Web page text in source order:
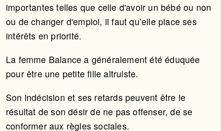
importantes telles que celle d'avoir un bébé ou non
ou de changer d'emploi, il faut qu’elle place ses
intérêts en priorité.
La femme Balance a généralement été éduquée
pour être une petite fille altruiste.
Son indécision et ses retards peuvent être le
résultat de son désir de ne pas offenser, de se
conformer aux règles sociales.